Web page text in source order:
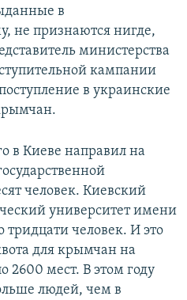
в
не признаются нигде,
министерства
кампании
в украинские
в Киеве направил на
человек. Киевский
университет имени
тридцати человек. И это
для крымчан на
2600 мест. В этом году
людей, чем в